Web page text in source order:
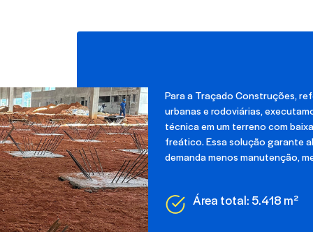
Para a Traçado Construções,
urbanas e rodoviárias,
técnica em um terreno com
freático. Essa solução garante
demanda menos manutenção,
Área total: 5.418 m²